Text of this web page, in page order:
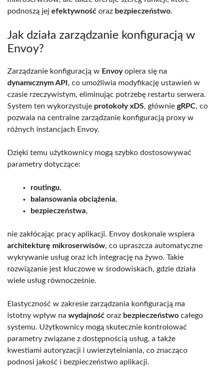
podnoszą jej efektywność oraz bezpieczeństwo.
Jak działa zarządzanie konfiguracją w
Envoy?
Zarządzanie konfiguracją w Envoyopiera się na
dynamıcznym API , co umożliwia modyfikację ustawień w
czasie rzeczywistym, eliminując potrzebę restartu serwera.
System ten wykorzystuje protokoły xDS, głównie gRPC, co
pozwala na centralne zarządzanie konfiguracją proxy w
różnych instancjach Envoy.
Dzięki temu użytkownicy mogą szybko dostosowywać
parametry dotyczące:
routingu,
balansowania obciążenia,
bezpieczeństwa,
nie zakłócając pracy aplikacji. Envoy doskonale wspiera
architekturę mikroserwisów, co upraszcza automatyczne
wykrywanie usług oraz ich integrację na żywo. Takie
rozwiązanie jest kluczowe w środowiskach, gdzie działa
wiele usług równocześnie.
Elastyczność w zakresie zarządzania konfiguracją ma
istotny wpływ na wydajność oraz bezpieczeństwo całego
systemu. Użytkownicy mogą skutecznie kontrolować
parametry związane z dostępnością usług, a także
kwestiami autoryzacji i uwierzytelniania, co znacząco
podnosi jakość i bezpieczeństwo aplikacji.